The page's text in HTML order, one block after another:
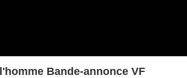
Bande-annonce VF